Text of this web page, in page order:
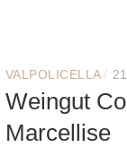
VALPOLICELLA /
Weingut
Marcellise